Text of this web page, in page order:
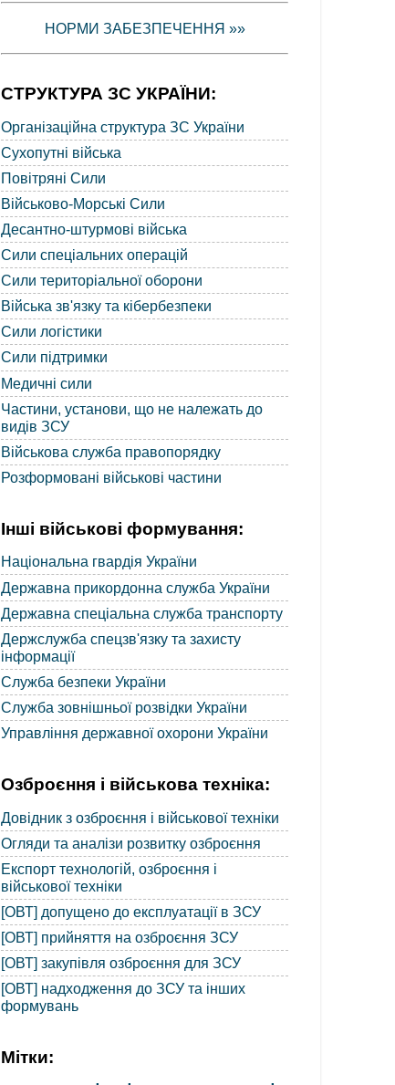
НОРМИ ЗАБЕЗПЕЧЕННЯ »»
СТРУКТУРА ЗС УКРАЇНИ:
Організаційна структура ЗС України
Сухопутні війська
Повітряні Сили
Військово-Морські Сили
Десантно-штурмові війська
Сили спеціальних операцій
Сили територіальної оборони
Війська зв'язку та кібербезпеки
Сили логістики
Сили підтримки
Медичні сили
Частини, установи, що не належать до
видів ЗСУ
Військова служба правопорядку
Розформовані військові частини
Інші військові формування:
Національна гвардія України
Державна прикордонна служба України
Державна спеціальна служба транспорту
Держслужба спецзв'язку та захисту
інформації
Служба безпеки України
Служба зовнішньої розвідки України
Управління державної охорони України
Озброєння і військова техніка:
Довідник з озброєння і військової техніки
Огляди та аналізи розвитку озброєння
Експорт технологій, озброєння і
військової техніки
[ОВТ] допущено до експлуатації в ЗСУ
[ОВТ] прийняття на озброєння ЗСУ
[ОВТ] закупівля озброєння для ЗСУ
[ОВТ] надходження до ЗСУ та інших
формувань
Мітки: